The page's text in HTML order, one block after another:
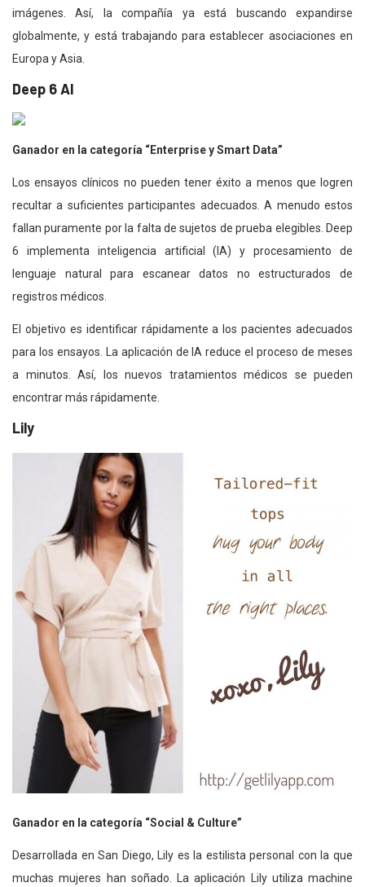
imágenes. Así, la compañía ya está buscando expandirse
globalmente, y está trabajando para establecer asociaciones en
Europa y Asia.
Deep 6 AI
Ganador en la categoría “Enterprise y Smart Data”
Los ensayos clínicos no pueden tener éxito a menos que logren
recultar a suficientes participantes adecuados. A menudo estos
fallan puramente por la falta de sujetos de prueba elegibles. Deep
6 implementa inteligencia artificial (IA) y procesamiento de
lenguaje natural para escanear datos no estructurados de
registros médicos.
El objetivo es identificar rápidamente a los pacientes adecuados
para los ensayos. La aplicación de IA reduce el proceso de meses
a minutos. Así, los nuevos tratamientos médicos se pueden
encontrar más rápidamente.
Lily
Ganador en la categoría “Social & Culture”
Desarrollada en San Diego, Lily es la estilista personal con la que
muchas mujeres han soñado. La aplicación Lily utiliza machine